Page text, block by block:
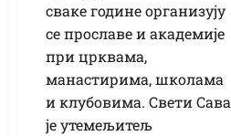
сваке године организују
се прославе и академије
при црквама,
манастирима, школама
и клубовима. Свети Сава
је утемељитељ